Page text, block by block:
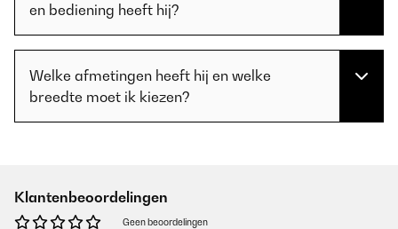
en bediening heeft hij?
Welke afmetingen heeft hij en welke
breedte moet ik kiezen?
Klantenbeoordelingen
Geen beoordelingen